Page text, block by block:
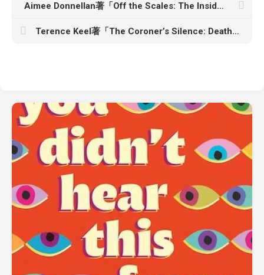
Aimee Donnellan著「Off the Scales: The Inside Story of Ozempic and the Race to Cure Obesity」
Terence Keel著「The Coroner’s Silence: Death Records and the Hidden Victims of Police Violence」